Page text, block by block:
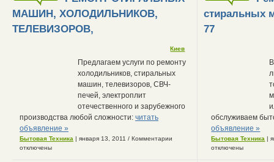
МАШИН, ХОЛОДИЛЬНИКОВ,
ТЕЛЕВИЗОРОВ,
Киев
Предлагаем услуги по ремонту
холодильников, стиральных
машин, телевизоров, СВЧ-
печей, электроплит
отечественного и зарубежного
производства любой сложности: читать
объявление »
Бытовая Техника | января 13, 2011 / Комментарии
отключены
стиральных
77
обслуживаем
объявление »
Бытовая Техника |
отключены